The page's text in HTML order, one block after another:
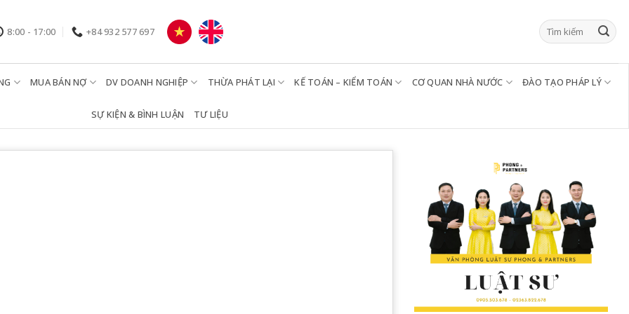
8:00 - 17:00 +84 932 577 697
MUA BÁN NỢ DV DOANH NGHIỆP THỪA PHÁT LẠI KẾ TOÁN – KIỂM TOÁN CƠ QUAN NHÀ NƯỚC ĐÀO TẠO PHÁP LÝ
SỰ KIỆN & BÌNH LUẬN TƯ LIỆU